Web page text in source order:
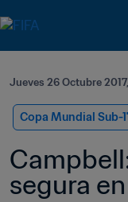
Jueves 26 Octubre
Copa Mundial Sub-
segura